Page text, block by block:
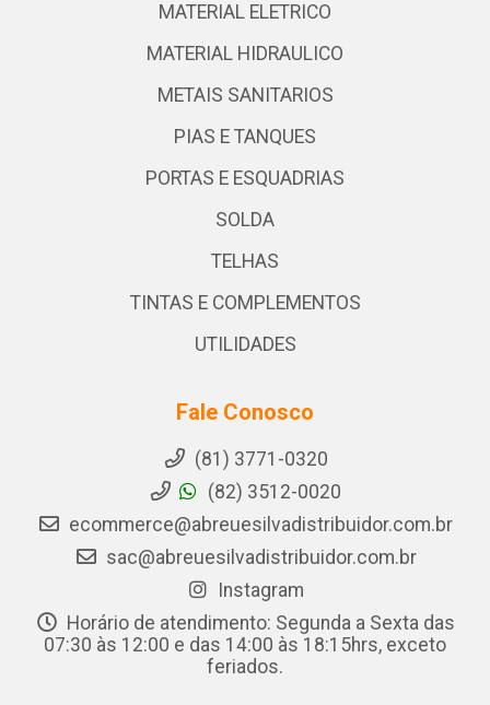
MATERIAL ELETRICO
MATERIAL HIDRAULICO
METAIS SANITARIOS
PIAS E TANQUES
PORTAS E ESQUADRIAS
SOLDA
TELHAS
TINTAS E COMPLEMENTOS
UTILIDADES
Fale Conosco
(81) 3771-0320
(82) 3512-0020
ecommerce@abreuesilvadistribuidor.com.br
sac@abreuesilvadistribuidor.com.br
Instagram
Horário de atendimento: Segunda a Sexta das
07:30 às 12:00 e das 14:00 às 18:15hrs, exceto
feriados.